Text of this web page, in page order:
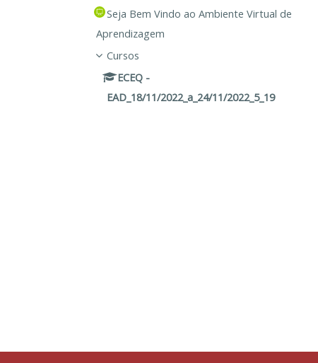
Seja Bem Vindo ao Ambiente Virtual de
Aprendizagem
Cursos
ECEQ -
EAD_18/11/2022_a_24/11/2022_5_19